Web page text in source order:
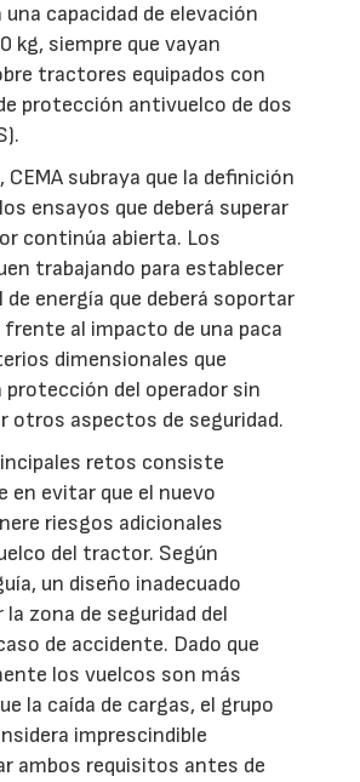
capacidad de elevación
kg, siempre que vayan
tractores equipados con
protección antivuelco de dos
subraya que la definición
ensayos que deberá superar
continúa abierta. Los
trabajando para establecer
energía que deberá soportar
al impacto de una paca
dimensionales que
del operador sin
otros aspectos de seguridad.
retos consiste
en evitar que el nuevo
riesgos adicionales
del tractor. Según
un diseño inadecuado
la zona de seguridad del
de accidente. Dado que
los vuelcos son más
la caída de cargas, el grupo
imprescindible
ambos requisitos antes de